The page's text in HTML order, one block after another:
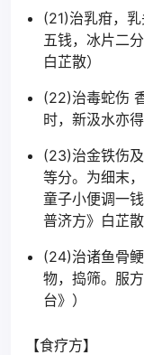
(21)治乳疳，
五钱，冰片二
白芷散）
(22)治毒蛇伤
时，新汲水亦
(23)治金铁伤
等分。为细末
童子小便调一
普济方》白芷散
(24)治诸鱼骨
物，捣筛。服
台》）
【食疗方】